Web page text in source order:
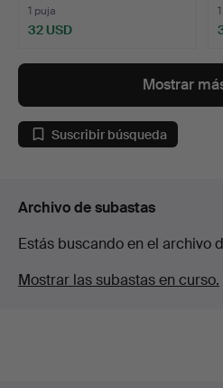
1 puja
32 USD
Mostrar
Suscribir búsqueda
Archivo de subastas
Estás buscando en el archivo
Mostrar las subastas en curso.